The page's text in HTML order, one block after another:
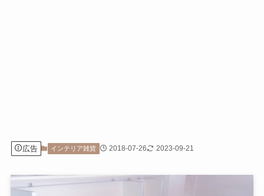
広告 インテリア雑貨 2018-07-26 2023-09-21